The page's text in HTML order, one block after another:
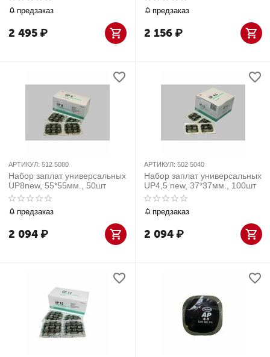
предзаказ
2 495₽
предзаказ
2 156₽
АРТИКУЛ: 512 5080
Набор заплат универсальных
UP8new, 55*55мм., 50шт
предзаказ
2 094₽
АРТИКУЛ: 502 5040
Набор заплат универсальных
UP4,5 new, 37*37мм., 100шт
предзаказ
2 094₽